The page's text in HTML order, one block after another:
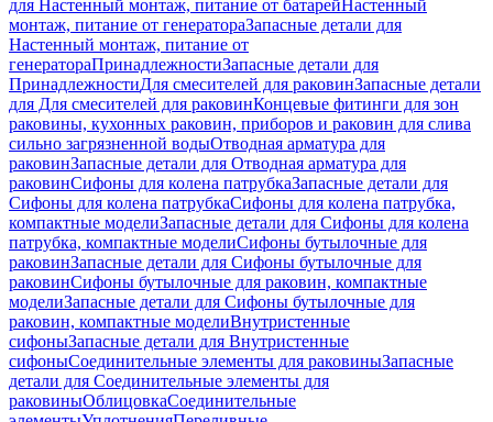
для Настенный монтаж, питание от батарейНастенный
монтаж, питание от генератораЗапасные детали для
Настенный монтаж, питание от
генератораПринадлежностиЗапасные детали для
ПринадлежностиДля смесителей для раковинЗапасные детали
для Для смесителей для раковинКонцевые фитинги для зон
раковины, кухонных раковин, приборов и раковин для слива
сильно загрязненной водыОтводная арматура для
раковинЗапасные детали для Отводная арматура для
раковинСифоны для колена патрубкаЗапасные детали для
Сифоны для колена патрубкаСифоны для колена патрубка,
компактные моделиЗапасные детали для Сифоны для колена
патрубка, компактные моделиСифоны бутылочные для
раковинЗапасные детали для Сифоны бутылочные для
раковинСифоны бутылочные для раковин, компактные
моделиЗапасные детали для Сифоны бутылочные для
раковин, компактные моделиВнутристенные
сифоныЗапасные детали для Внутристенные
сифоныСоединительные элементы для раковиныЗапасные
детали для Соединительные элементы для
раковиныОблицовкаСоединительные